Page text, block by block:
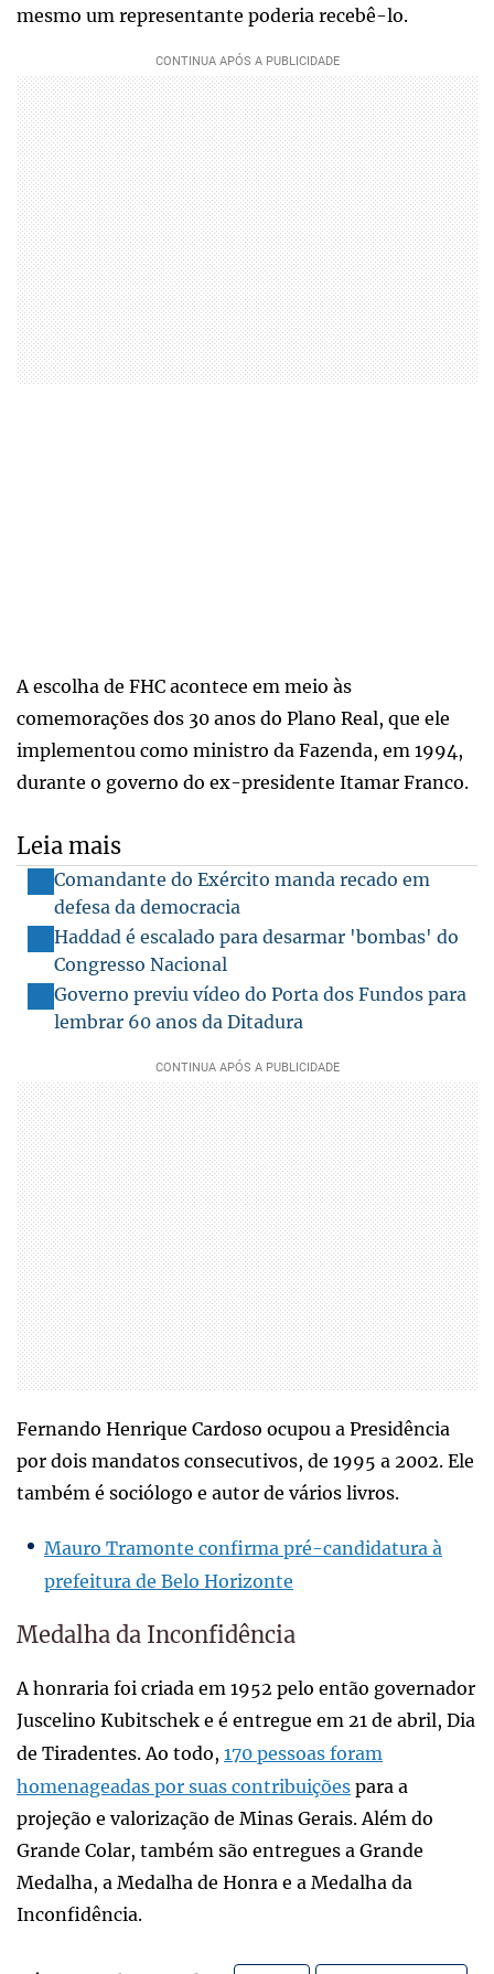
mesmo um representante poderia recebê-lo.
A escolha de FHC acontece em meio às
comemorações dos 30 anos do Plano Real, que ele
implementou como ministro da Fazenda, em 1994,
durante o governo do ex-presidente Itamar Franco.
Leia mais
Comandante do Exército manda recado em
defesa da democracia
Haddad é escalado para desarmar 'bombas' do
Congresso Nacional
Governo previu vídeo do Porta dos Fundos para
lembrar 60 anos da Ditadura
Fernando Henrique Cardoso ocupou a Presidência
por dois mandatos consecutivos, de 1995 a 2002. Ele
também é sociólogo e autor de vários livros.
Mauro Tramonte confirma pré-candidatura à
prefeitura de Belo Horizonte
Medalha da Inconfidência
A honraria foi criada em 1952 pelo então governador
Juscelino Kubitschek e é entregue em 21 de abril, Dia
de Tiradentes. Ao todo, 170 pessoas foram
homenageadas por suas contribuições para a
projeção e valorização de Minas Gerais. Além do
Grande Colar, também são entregues a Grande
Medalha, a Medalha de Honra e a Medalha da
Inconfidência.